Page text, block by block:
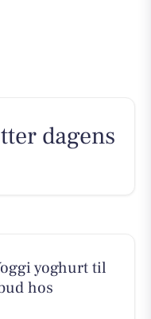
dagens
yoghurt til
hos